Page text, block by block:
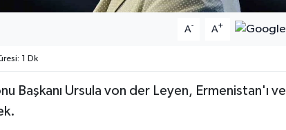
A- A+
1 Dk
Başkanı Ursula von der Leyen, Ermenistan'ı ve